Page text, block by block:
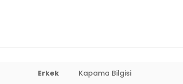
New
Erkek Kapama Bilgisi